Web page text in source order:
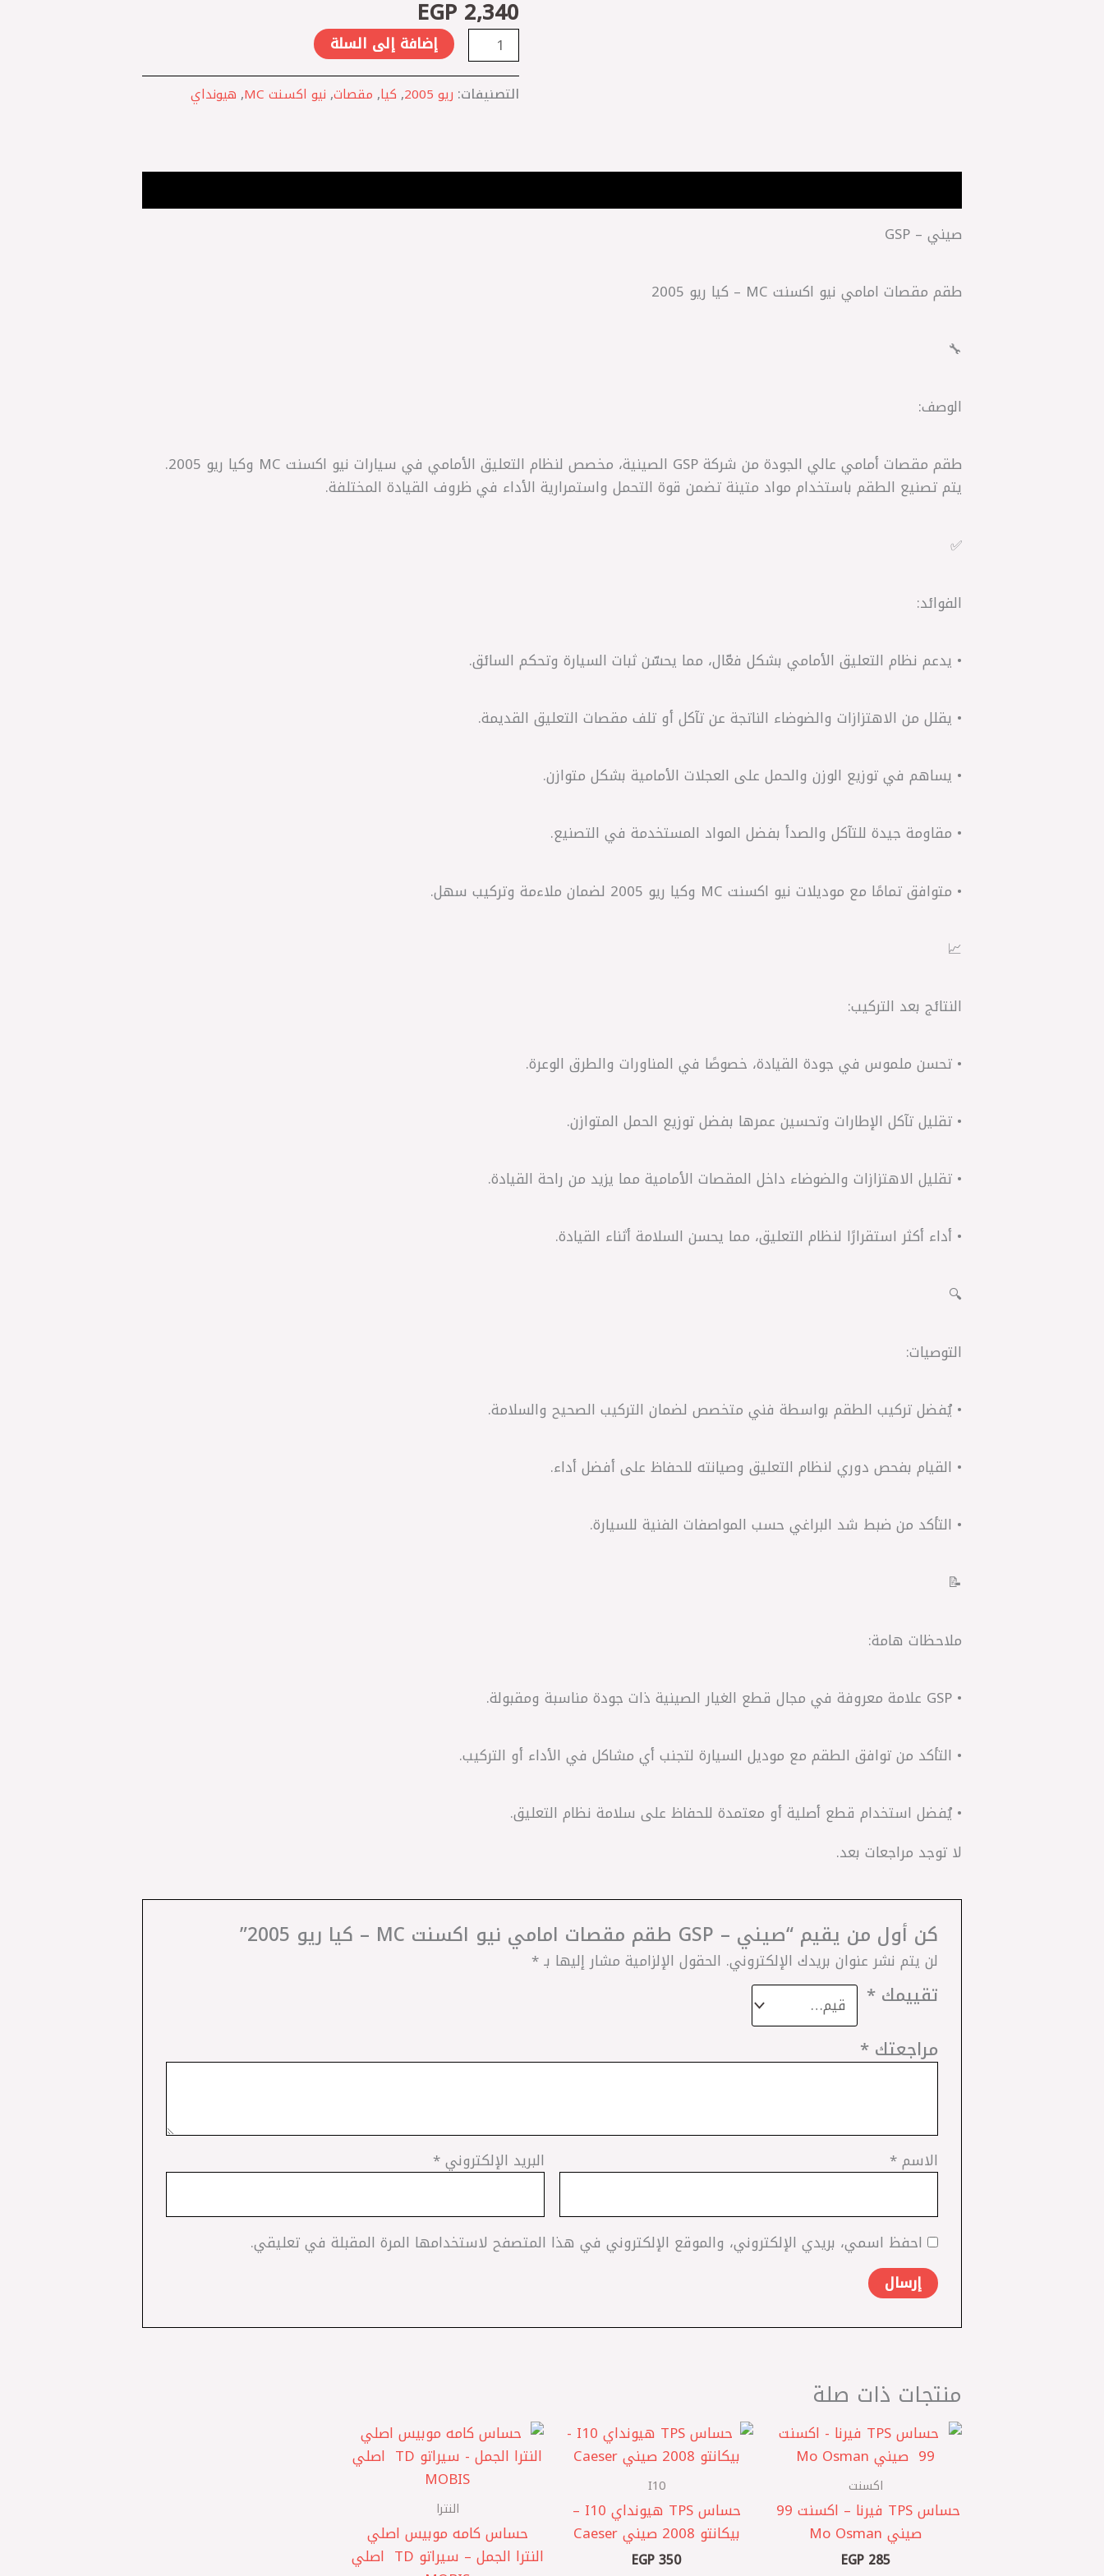
EGP 2,340
نيو
اكسنت
MC
-
كيا
إضافة إلى السلة
التصنيفات: ريو 2005 , كيا, مقصات, نيو اكسنت MC , هيونداي
صيني – GSP
طقم مقصات امامي نيو اكسنت MC – كيا ريو 2005
🔧
الوصف:
طقم مقصات أمامي عالي الجودة من شركة GSP الصينية، مخصص لنظام التعليق الأمامي في سيارات نيو اكسنت MC وكيا ريو 2005.
يتم تصنيع الطقم باستخدام مواد متينة تضمن قوة التحمل واستمرارية الأداء في ظروف القيادة المختلفة.
✅
الفوائد:
• يدعم نظام التعليق الأمامي بشكل فعّال، مما يحسّن ثبات السيارة وتحكم السائق.
• يقلل من الاهتزازات والضوضاء الناتجة عن تآكل أو تلف مقصات التعليق القديمة.
• يساهم في توزيع الوزن والحمل على العجلات الأمامية بشكل متوازن.
• مقاومة جيدة للتآكل والصدأ بفضل المواد المستخدمة في التصنيع.
• متوافق تمامًا مع موديلات نيو اكسنت MC وكيا ريو 2005 لضمان ملاءمة وتركيب سهل.
📈
النتائج بعد التركيب:
• تحسن ملموس في جودة القيادة، خصوصًا في المناورات والطرق الوعرة.
• تقليل تآكل الإطارات وتحسين عمرها بفضل توزيع الحمل المتوازن.
• تقليل الاهتزازات والضوضاء داخل المقصات الأمامية مما يزيد من راحة القيادة.
• أداء أكثر استقرارًا لنظام التعليق، مما يحسن السلامة أثناء القيادة.
🔍
التوصيات:
• يُفضل تركيب الطقم بواسطة فني متخصص لضمان التركيب الصحيح والسلامة.
• القيام بفحص دوري لنظام التعليق وصيانته للحفاظ على أفضل أداء.
• التأكد من ضبط شد البراغي حسب المواصفات الفنية للسيارة.
📝
ملاحظات هامة:
• GSP علامة معروفة في مجال قطع الغيار الصينية ذات جودة مناسبة ومقبولة.
• التأكد من توافق الطقم مع موديل السيارة لتجنب أي مشاكل في الأداء أو التركيب.
• يُفضل استخدام قطع أصلية أو معتمدة للحفاظ على سلامة نظام التعليق.
لا توجد مراجعات بعد.
كن أول من يقيم “صيني – GSP طقم مقصات امامي نيو اكسنت MC – كيا ريو 2005”
لن يتم نشر عنوان بريدك الإلكتروني. الحقول الإلزامية مشار إليها بـ*
تقييمك*
مراجعتك*
الاسم* البريد الإلكتروني*
احفظ اسمي، بريدي الإلكتروني، والموقع الإلكتروني في هذا المتصفح لاستخدامها المرة المقبلة في تعليقي.
منتجات ذات صلة
اكسنت
صيني Mo Osman
EGP285
I10
حساس TPS هيونداي I10 –
بيكانتو 2008 صيني Caeser
EGP350
النترا
حساس كامه موبيس اصلي
النترا الجمل – سيراتو TD ‏ اصلي